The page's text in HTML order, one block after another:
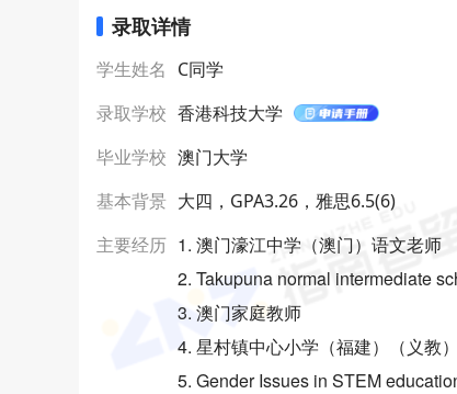
录取详情
学生姓名 C同学
录取学校 香港科技大学
毕业学校 澳门大学
基本背景 大四，GPA3.26，雅思6.5(6)
主要经历 1. 澳门濠江中学（澳门）语文老师
2. Takupuna normal intermediate
3. 澳门家庭教师
4. 星村镇中心小学（福建）（义教）
5. Gender Issues in STEM